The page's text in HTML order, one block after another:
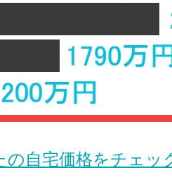
自宅価格をチェッ